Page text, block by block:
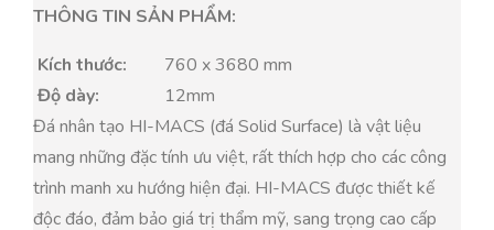
THÔNG TIN SẢN PHẨM:
Kích thước:
760 x 3680 mm
Độ dày:
12mm
Đá nhân tạo HI-MACS (đá Solid Surface) là vật liệu
mang những đặc tính ưu việt, rất thích hợp cho các công
trình manh xu hướng hiện đại. HI-MACS được thiết kế
độc đáo, đảm bảo giá trị thẩm mỹ, sang trọng cao cấp